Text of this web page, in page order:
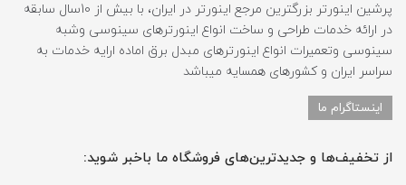
پرشین اینورتر بزرگترین مرجع اینورتر در ایران، با بیش از 10سال سابقه
در ارائه خدمات طراحی و ساخت انواع اینورترهای سینوسی وشبه
سینوسی وتعمیرات انواع اینورترهای مبدل برق اماده ارایه خدمات به
سراسر ایران و کشورهای همسایه میباشد
اینستاگرام ما
از تخفیف‌ها و جدیدترین‌های فروشگاه ما باخبر شوید: